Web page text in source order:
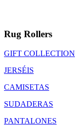
Rug Rollers
GIFT COLLECTION
JERSÉIS
CAMISETAS
SUDADERAS
PANTALONES